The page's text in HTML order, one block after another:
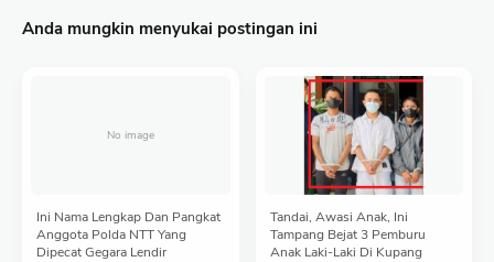
Anda mungkin menyukai postingan ini
Ini Nama Lengkap Dan Pangkat
Anggota Polda NTT Yang
Dipecat Gegara Lendir
Tandai, Awasi Anak, Ini
Tampang Bejat 3 Pemburu
Anak Laki-Laki Di Kupang